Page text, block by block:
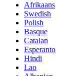
Afrikaans
Swedish
Polish
Basque
Catalan
Esperanto
Hindi
Lao